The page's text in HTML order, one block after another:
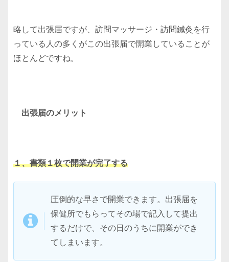
略して出張届ですが、訪問マッサージ・訪問鍼灸を行
っている人の多くがこの出張届で開業していることが
ほとんどですね。
出張届のメリット
１、書類１枚で開業が完了する
圧倒的な早さで開業できます。出張届を
保健所でもらってその場で記入して提出
するだけで、その日のうちに開業ができ
てしまいます。